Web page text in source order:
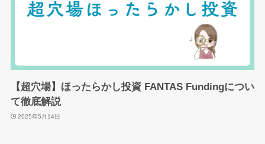
【超穴場】ほったらかし投資 FANTAS Fundingについ
て徹底解説
2025年5月14日